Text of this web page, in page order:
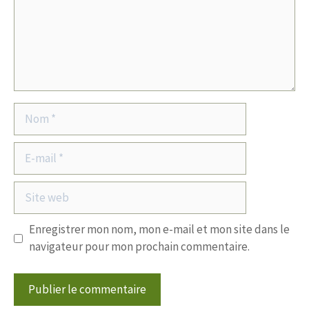
mail
Site
web
Enregistrer mon nom, mon e-mail et mon site dans le
navigateur pour mon prochain commentaire.